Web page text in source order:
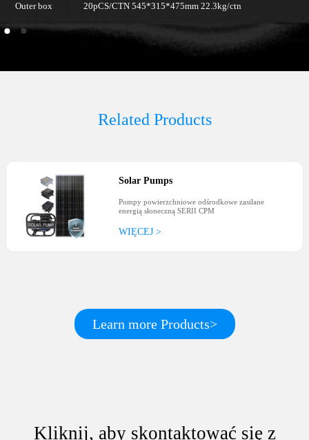
Outer box 20pCS/CTN 545*315*475mm 22.3kg/ctn
Related Products
Solar Pumps
Pompy powierzchniowe odśrodkowe zasilane
energią słoneczną SERII CPM
WIĘCEJ >
Learn more Products>
Kliknij, aby skontaktować się z